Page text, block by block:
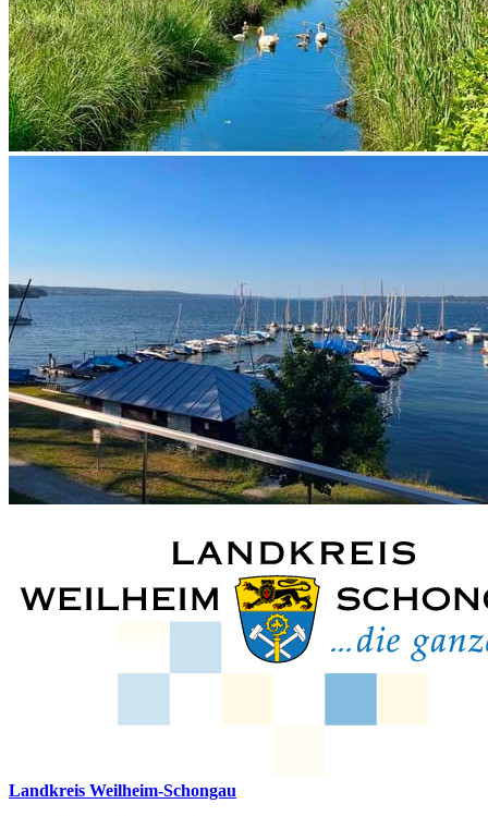
Landkreis Weilheim-Schongau